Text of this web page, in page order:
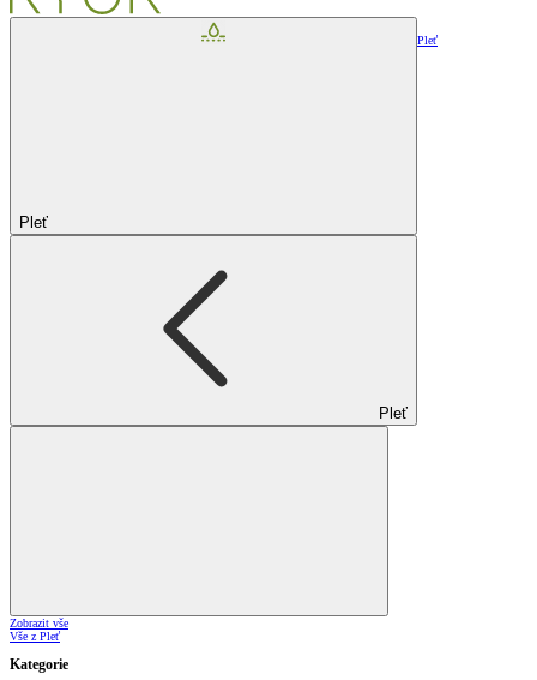
Pleť
Pleť
Pleť
Zobrazit vše
Vše z Pleť
Kategorie